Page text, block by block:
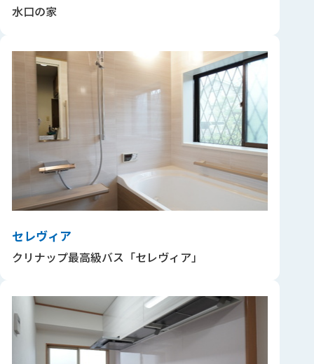
水口の家
セレヴィア
クリナップ最高級バス「セレヴィア」